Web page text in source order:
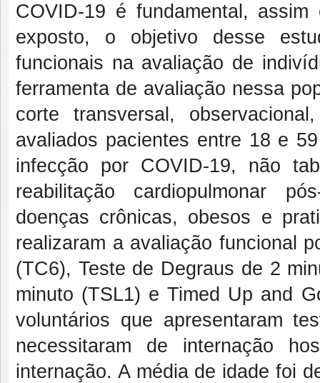
COVID-19 é fundamental,
exposto, o objetivo desse
funcionais na avaliação de
ferramenta de avaliação nessa
corte transversal,
avaliados pacientes entre 18 e
infecção por COVID-19, não
reabilitação cardiopulmonar
doenças crônicas, obesos e
realizaram a avaliação funcional
(TC6), Teste de Degraus de 2
minuto (TSL1) e Timed Up and
voluntários que apresentaram
necessitaram de internação
internação. A média de idade foi